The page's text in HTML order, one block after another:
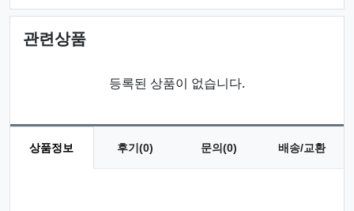
관련상품
등록된 상품이 없습니다.
상품정보 후기(0) 문의(0) 배송/교환